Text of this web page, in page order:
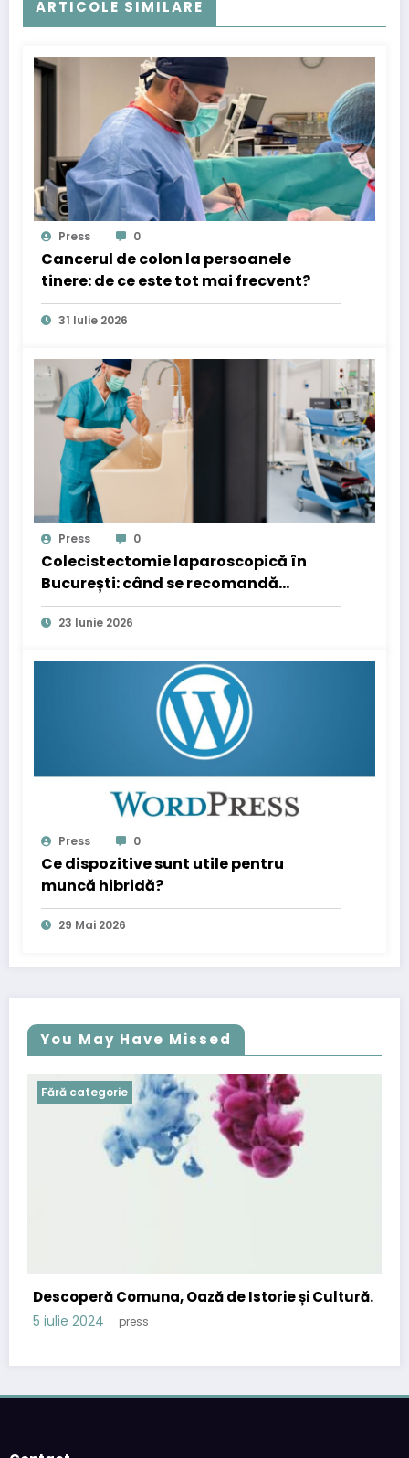
ARTICOLE SIMILARE
Press 0
Cancerul de colon la persoanele
tinere: de ce este tot mai frecvent?
31 Iulie 2026
Press 0
Colecistectomie laparoscopică în
București: când se recomandă
operația de fiere
23 Iunie 2026
Press 0
Ce dispozitive sunt utile pentru
muncă hibridă?
29 Mai 2026
You May Have Missed
Fără categorie
Descoperă Comuna, Oază de Istorie și Cultură.
5 iulie 2024 press